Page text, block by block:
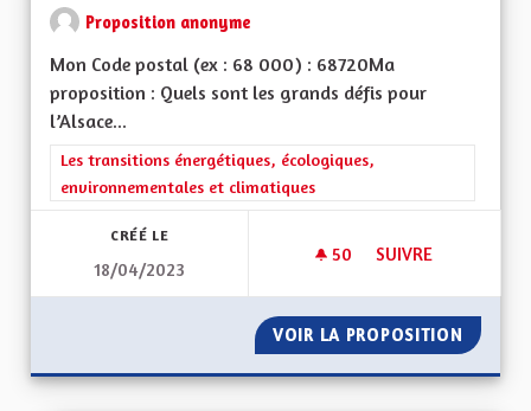
Proposition anonyme
Mon Code postal (ex : 68 000) : 68720Ma
proposition : Quels sont les grands défis pour
l’Alsace...
Filtrer les résultats de la catégorie : Les transitions
Les transitions énergétiques, écologiques,
environnementales et climatiques
CRÉÉ LE
18/04/2023
50 50 ABONNÉS
SUIVRE
VOIR LA PROPOSITION